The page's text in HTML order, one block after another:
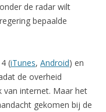
de radar wilt
bepaalde
(iTunes, Android) en
de overheid
van internet. Maar het
gekomen bij de